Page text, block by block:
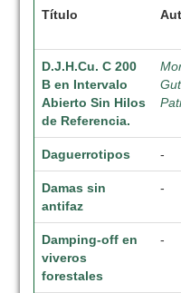
Título
D.J.H.Cu. C 200
B en Intervalo
Abierto Sin Hilos
de Referencia.
Daguerrotipos -
Damas sin
antifaz
-
Damping-off en
viveros
forestales
-